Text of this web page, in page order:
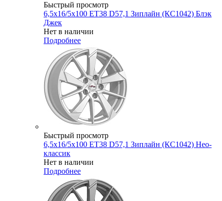
Быстрый просмотр
6,5x16/5x100 ET38 D57,1 Зиплайн (КС1042) Блэк
Джек
Нет в наличии
Подробнее
Быстрый просмотр
6,5x16/5x100 ET38 D57,1 Зиплайн (КС1042) Нео-
классик
Нет в наличии
Подробнее